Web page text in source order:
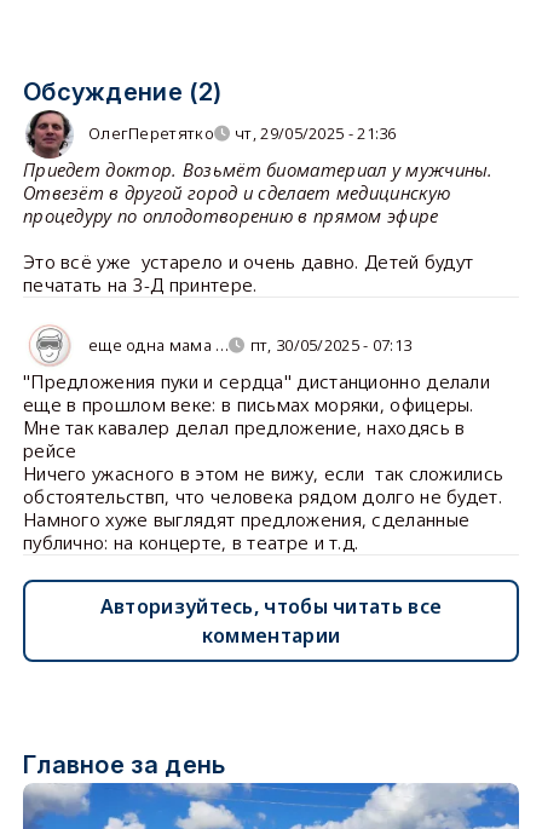
Обсуждение (2)
ОлегПеретятко чт, 29/05/2025 - 21:36
Приедет доктор. Возьмёт биоматериал у мужчины.
Отвезёт в другой город и сделает медицинскую
процедуру по оплодотворению в прямом эфире
Это всё уже устарело и очень давно. Детей будут
печатать на 3-Д принтере.
еще одна мама … пт, 30/05/2025 - 07:13
"Предложения пуки и сердца" дистанционно делали
еще в прошлом веке: в письмах моряки, офицеры.
Мне так кавалер делал предложение, находясь в
рейсе
Ничего ужасного в этом не вижу, если так сложились
обстоятельствп, что человека рядом долго не будет.
Намного хуже выглядят предложения, сделанные
публично: на концерте, в театре и т.д.
Авторизуйтесь, чтобы читать все
комментарии
Главное за день